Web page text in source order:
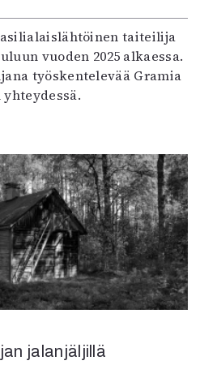
taiteilija
vuoden 2025 alkaessa.
työskentelevää Gramia
jalanjäljillä